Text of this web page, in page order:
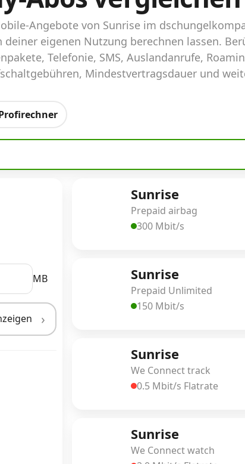
Angebote von Sunrise im
deiner eigenen Nutzung berechnen lassen.
Telefonie, SMS, Auslandanrufe,
Mindestvertragsdauer und
MB
Sunrise
Prepaid airbag
300 Mbit/s
Sunrise
Prepaid Unlimited
150 Mbit/s
Sunrise
We Connect track
0.5 Mbit/s Flatrate
Sunrise
We Connect watch